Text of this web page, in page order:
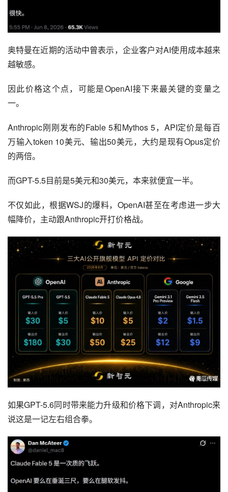
奥特曼在近期的活动中曾表示，企业客户对AI使用成本越来
越敏感。
因此价格这个点，可能是OpenAI接下来最关键的变量之
一。
Anthropic刚刚发布的Fable 5和Mythos 5，API定价是每百
万输入token 10美元、输出50美元，大约是现有Opus定价
的两倍。
而GPT-5.5目前是5美元和30美元，本来就便宜一半。
不仅如此，根据WSJ的爆料，OpenAI甚至在考虑进一步大
幅降价，主动跟Anthropic开打价格战。
如果GPT-5.6同时带来能力升级和价格下调，对Anthropic来
说这是一记左右组合拳。